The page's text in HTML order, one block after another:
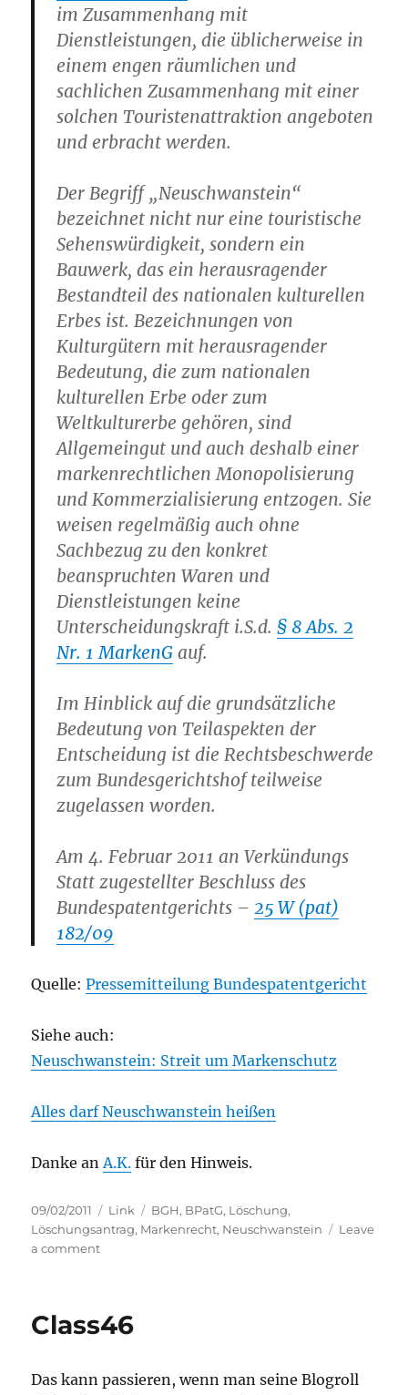
im Zusammenhang mit
Dienstleistungen, die üblicherweise in
einem engen räumlichen und
sachlichen Zusammenhang mit einer
solchen Touristenattraktion angeboten
und erbracht werden.
Der Begriff „Neuschwanstein“
bezeichnet nicht nur eine touristische
Sehenswürdig­keit, sondern ein
Bauwerk, das ein herausragender
Bestandteil des nationalen kulturellen
Erbes ist. Bezeichnungen von
Kulturgütern mit herausragender
Bedeutung, die zum nationalen
kulturellen Erbe oder zum
Weltkulturerbe gehören, sind
Allgemeingut und auch deshalb einer
markenrechtlichen Monopolisierung
und Kommerzialisierung entzogen. Sie
weisen regelmäßig auch ohne
Sachbezug zu den konkret
beanspruchten Waren und
Dienstleistungen keine
Unterscheidungskraft i.S.d.§ 8 Abs. 2
Nr. 1 MarkenG auf.
Im Hinblick auf die grundsätzliche
Bedeutung von Teilaspekten der
Entscheidung ist die Rechtsbeschwerde
zum Bundesgerichtshof teilweise
zugelassen worden.
Am 4. Februar 2011 an Verkündungs
Statt zugestellter Beschluss des
Bundespatent­gerichts –25 W (pat)
182/09
Quelle:Pressemitteilung Bundespatentgericht
Siehe auch:
Neuschwanstein: Streit um Markenschutz
Alles darf Neuschwanstein heißen
Danke anA.K. für den Hinweis.
Posted
on
09/02/2011 Categories
Link Tags
BGH, BPatG, Löschung,
Löschungsantrag, Markenrecht, Neuschwanstein
Leave
a commenton
Class46
Das kann passieren, wenn man seine Blogroll